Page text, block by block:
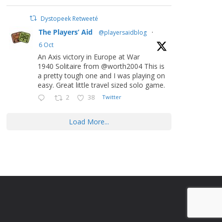
Dystopeek Retweeté
The Players’ Aid @playersaidblog
·
6 Oct
An Axis victory in Europe at War
1940 Solitaire from @worth2004 This is
a pretty tough one and I was playing on
easy. Great little travel sized solo game.
2 38 Twitter
Load More...